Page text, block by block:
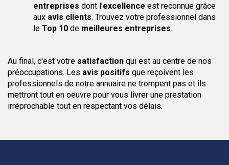
entreprises dont l’excellence est reconnue grâce
aux avis clients. Trouvez votre professionnel dans
le Top 10 de meilleures entreprises.
Au final, c'est votre satisfaction qui est au centre de nos
préoccupations. Les avis positifs que reçoivent les
professionnels de notre annuaire ne trompent pas et ils
mettront tout en oeuvre pour vous livrer une prestation
irréprochable tout en respectant vos délais.